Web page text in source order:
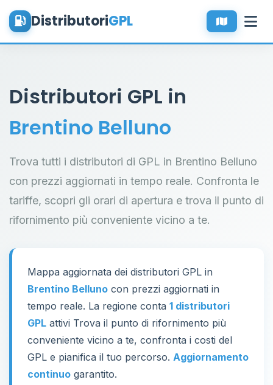
DistributoriGPL
Distributori GPL in
Brentino Belluno
Trova tutti i distributori di GPL in Brentino Belluno
con prezzi aggiornati in tempo reale. Confronta le
tariffe, scopri gli orari di apertura e trova il punto di
rifornimento più conveniente vicino a te.
Mappa aggiornata dei distributori GPL in
Brentino Belluno con prezzi aggiornati in
tempo reale. La regione conta 1 distributori
GPL attivi Trova il punto di rifornimento più
conveniente vicino a te, confronta i costi del
GPL e pianifica il tuo percorso. Aggiornamento
continuo garantito.